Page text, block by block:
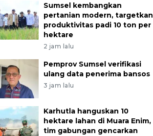
Sumsel kembangkan
pertanian modern, targetkan
produktivitas padi 10 ton per
hektare
2 jam lalu
Pemprov Sumsel verifikasi
ulang data penerima bansos
3 jam lalu
Karhutla hanguskan 10
hektare lahan di Muara Enim,
tim gabungan gencarkan